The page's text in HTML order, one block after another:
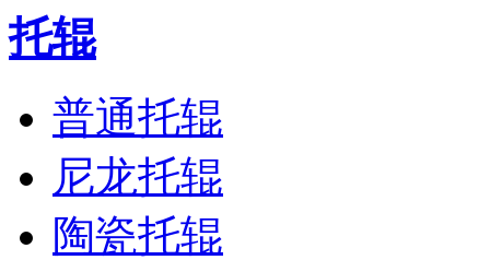
托辊
普通托辊
尼龙托辊
陶瓷托辊